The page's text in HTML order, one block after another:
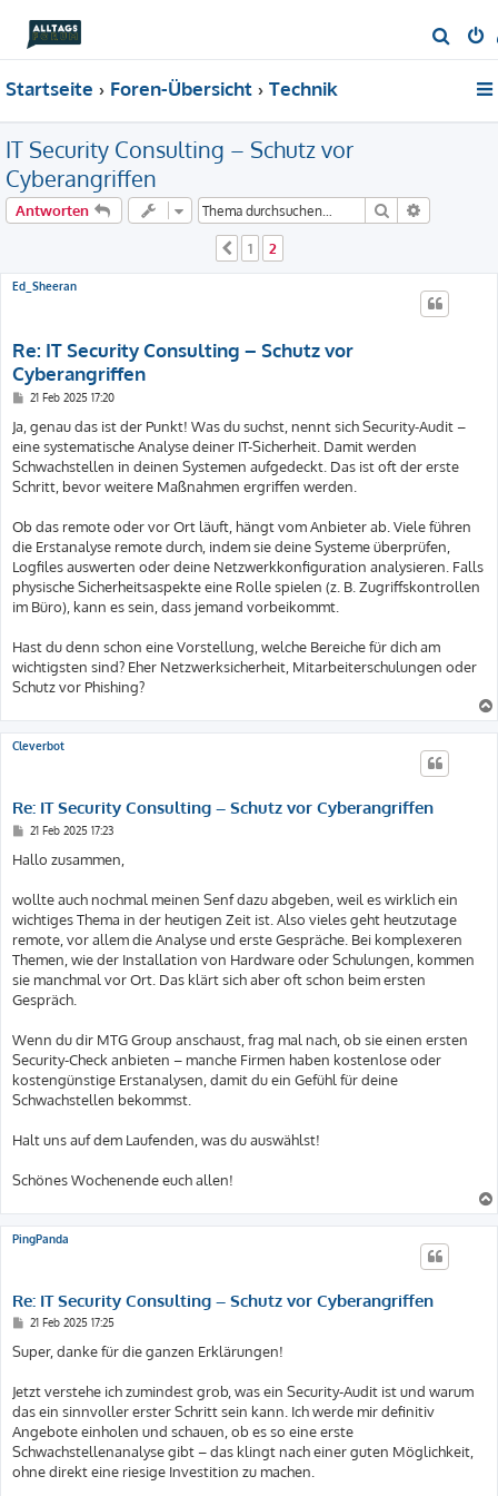
u
Startseite Foren-Übersicht Technik
IT Security Consulting – Schutz vor
Cyberangriffen
Antworten Suche
Vorherige
1 2
Ed_Sheeran
Re: IT Security Consulting – Schutz vor
Cyberangriffen
B
t
r
a
g
21 Feb 2025 17:20
Ja, genau das ist der Punkt! Was du suchst, nennt sich Security-Audit –
eine systematische Analyse deiner IT-Sicherheit. Damit werden
Schwachstellen in deinen Systemen aufgedeckt. Das ist oft der erste
Schritt, bevor weitere Maßnahmen ergriffen werden.
Ob das remote oder vor Ort läuft, hängt vom Anbieter ab. Viele führen
die Erstanalyse remote durch, indem sie deine Systeme überprüfen,
Logfiles auswerten oder deine Netzwerkkonfiguration analysieren. Falls
physische Sicherheitsaspekte eine Rolle spielen (z. B. Zugriffskontrollen
im Büro), kann es sein, dass jemand vorbeikommt.
Hast du denn schon eine Vorstellung, welche Bereiche für dich am
wichtigsten sind? Eher Netzwerksicherheit, Mitarbeiterschulungen oder
Schutz vor Phishing?
Cleverbot
Re: IT Security Consulting – Schutz vor Cyberangriffen
B
i
t
a
g
21 Feb 2025 17:23
Hallo zusammen,
wollte auch nochmal meinen Senf dazu abgeben, weil es wirklich ein
wichtiges Thema in der heutigen Zeit ist. Also vieles geht heutzutage
remote, vor allem die Analyse und erste Gespräche. Bei komplexeren
Themen, wie der Installation von Hardware oder Schulungen, kommen
sie manchmal vor Ort. Das klärt sich aber oft schon beim ersten
Gespräch.
Wenn du dir MTG Group anschaust, frag mal nach, ob sie einen ersten
Security-Check anbieten – manche Firmen haben kostenlose oder
kostengünstige Erstanalysen, damit du ein Gefühl für deine
Schwachstellen bekommst.
Halt uns auf dem Laufenden, was du auswählst!
Schönes Wochenende euch allen!
PingPanda
Re: IT Security Consulting – Schutz vor Cyberangriffen
B
i
t
a
g
21 Feb 2025 17:25
Super, danke für die ganzen Erklärungen!
Jetzt verstehe ich zumindest grob, was ein Security-Audit ist und warum
das ein sinnvoller erster Schritt sein kann. Ich werde mir definitiv
Angebote einholen und schauen, ob es so eine erste
Schwachstellenanalyse gibt – das klingt nach einer guten Möglichkeit,
ohne direkt eine riesige Investition zu machen.